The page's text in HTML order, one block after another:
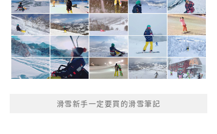
滑雪新手一定要買的滑雪筆記